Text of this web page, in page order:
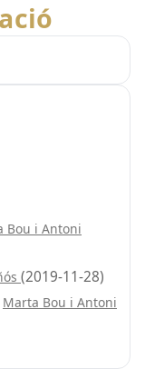
Bou i Antoni
(2019-11-28)
Marta Bou i Antoni